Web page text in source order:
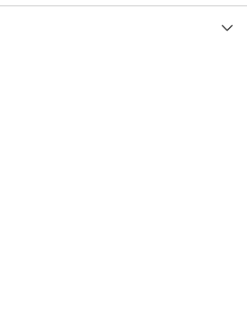
Abborre, Övrig ädelfisk